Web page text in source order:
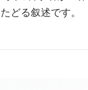
どる叙述です。